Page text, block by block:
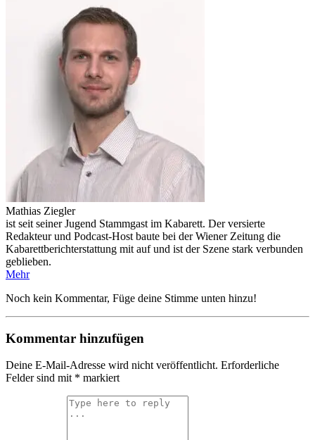
Mathias Ziegler
ist seit seiner Jugend Stammgast im Kabarett. Der versierte
Redakteur und Podcast-Host baute bei der Wiener Zeitung die
Kabarettberichterstattung mit auf und ist der Szene stark verbunden
geblieben.
Mehr
Noch kein Kommentar, Füge deine Stimme unten hinzu!
Kommentar hinzufügen
Deine E-Mail-Adresse wird nicht veröffentlicht. Erforderliche
Felder sind mit * markiert